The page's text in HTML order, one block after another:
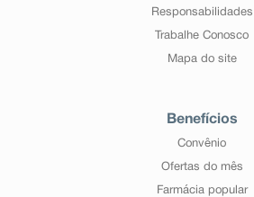
Responsabilidades
Trabalhe Conosco
Mapa do site
Benefícios
Convênio
Ofertas do mês
Farmácia popular